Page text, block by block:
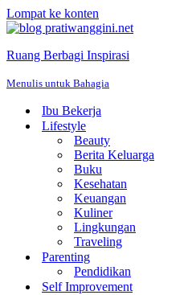
Lompat ke konten
Ruang Berbagi Inspirasi
Menulis untuk Bahagia
Ibu Bekerja
Lifestyle
Beauty
Berita Keluarga
Buku
Kesehatan
Keuangan
Kuliner
Lingkungan
Traveling
Parenting
Pendidikan
Self Improvement